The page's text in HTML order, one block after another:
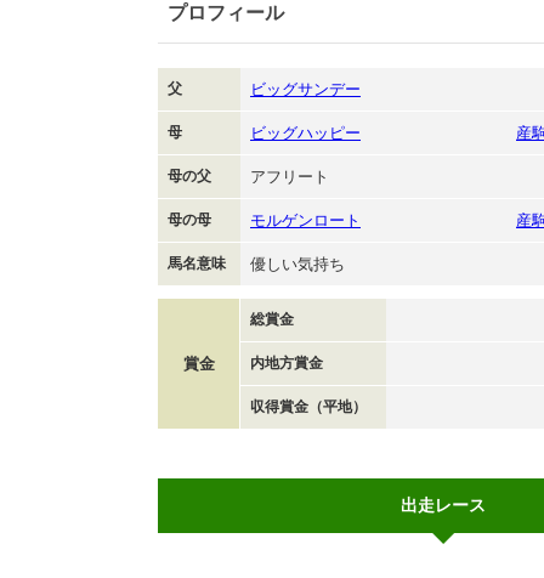
プロフィール
父 ビッグサンデー
母 ビッグハッピー 産
母の父 アフリート
母の母 モルゲンロート 産
馬名意味 優しい気持ち
賞金
総賞金
内地方賞金
収得賞金（平地）
出走レース